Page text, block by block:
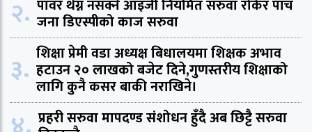
२. पावर थेग्न नसक्ने आइजी नियमित सरुवा रोकेर पाँच
जना डिएस्पीको काज सरुवा
३. शिक्षा प्रेमी वडा अध्यक्ष बिधालयमा शिक्षक अभाव
हटाउन २० लाखको बजेट दिने,गुणस्तरीय शिक्षाको
लागि कुनै कसर बाकी नराखिने।
प्रहरी सरुवा मापदण्ड संशोधन हुँदै अब छिट्टै सरुवा